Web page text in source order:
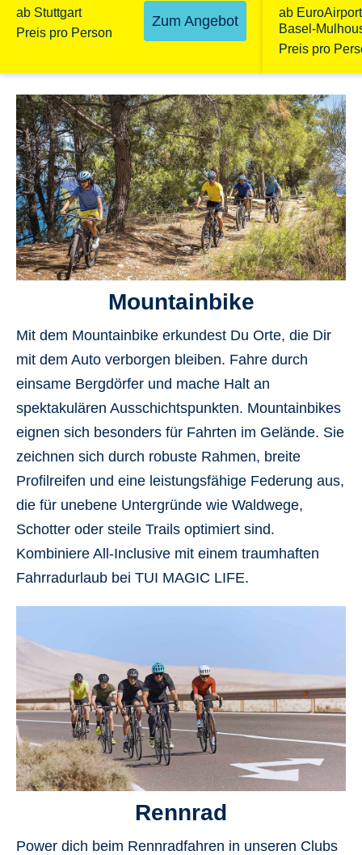
ab Stuttgart
Preis pro Person
Zum Angebot
ab EuroAirport
Basel-
Preis pro
Mountainbike
Mit dem Mountainbike erkundest Du Orte, die Dir
mit dem Auto verborgen bleiben. Fahre durch
einsame Bergdörfer und mache Halt an
spektakulären Ausschichtspunkten. Mountainbikes
eignen sich besonders für Fahrten im Gelände. Sie
zeichnen sich durch robuste Rahmen, breite
Profilreifen und eine leistungsfähige Federung aus,
die für unebene Untergründe wie Waldwege,
Schotter oder steile Trails optimiert sind.
Kombiniere All-Inclusive mit einem traumhaften
Fahrradurlaub bei TUI MAGIC LIFE.
Rennrad
Power dich beim Rennradfahren in unseren Clubs